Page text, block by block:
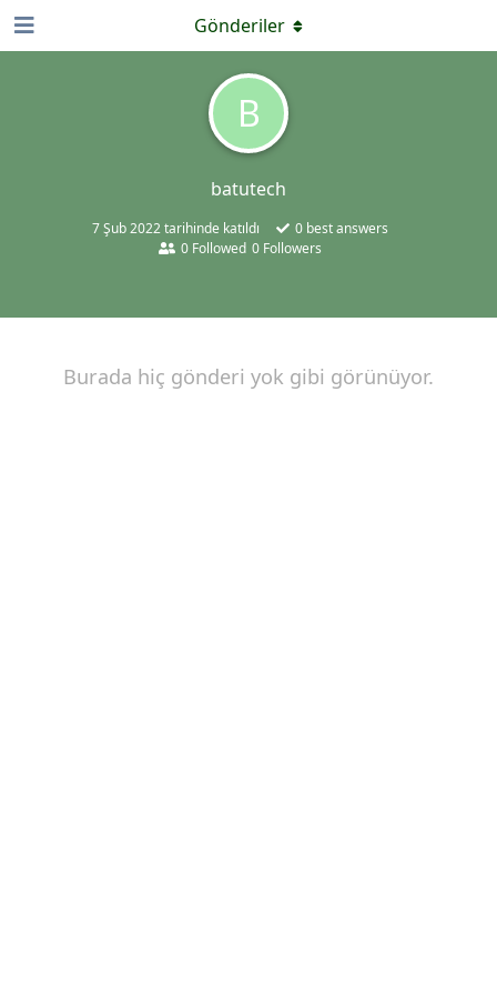
B
batutech
7 Şub 2022tarihinde katıldı 0 best answers
0 Followed 0 Followers
Gönderiler
Burada hiç gönderi yok gibi görünüyor.